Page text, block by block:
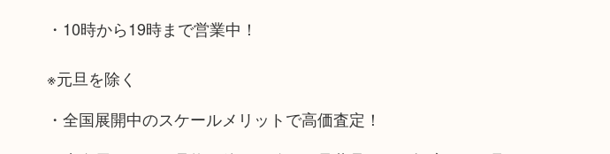
・10時から19時まで営業中！
※元旦を除く
・全国展開中のスケールメリットで高価査定！